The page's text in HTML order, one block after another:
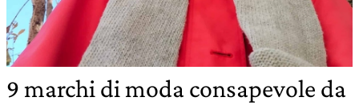
9 marchi di moda consapevole da